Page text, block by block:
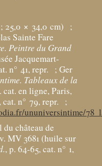
; 25,0 × 34,0 cm)
;
Sainte Fare
Peintre du Grand
Jacquemart-
n° 41, repr.
; Ger
Tableaux de la
cat. en ligne, Paris,
n° 79, repr.
;
ununiversintime/
château de
MV 3681 (huile sur
, p. 64-65, cat. n° 1,